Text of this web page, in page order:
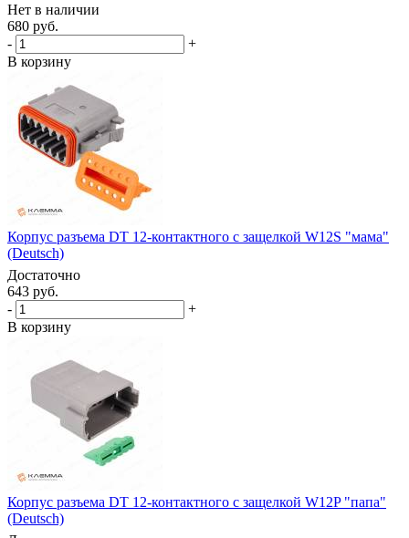
Нет в наличии
680 руб.
-
+
В корзину
Корпус разъема DT 12-контактного с защелкой W12S "мама"
(Deutsch)
Достаточно
643 руб.
-
+
В корзину
Корпус разъема DT 12-контактного с защелкой W12P "папа"
(Deutsch)